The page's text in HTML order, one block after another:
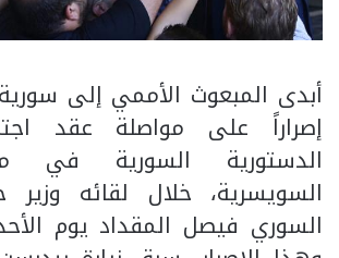
أبدى المبعوث الأممي إلى
إصراراً على مواصلة عقد
الدستورية السورية في
السويسرية، خلال لقائه وزير
السوري فيصل المقداد يوم